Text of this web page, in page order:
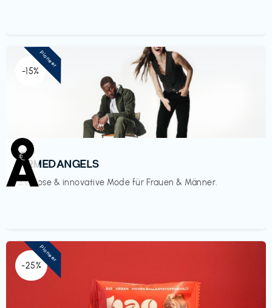
-15%
Mode
ARMEDANGELS
Zeitlose & innovative Mode für Frauen & Männer.
€‎
Pioneer
-25%
Pioneer